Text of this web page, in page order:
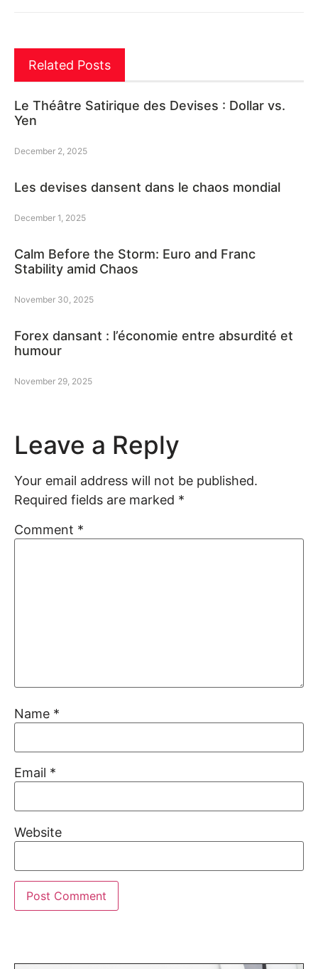
Related Posts
Le Théâtre Satirique des Devises : Dollar vs.
Yen
December 2, 2025
Les devises dansent dans le chaos mondial
December 1, 2025
Calm Before the Storm: Euro and Franc
Stability amid Chaos
November 30, 2025
Forex dansant : l’économie entre absurdité et
humour
November 29, 2025
Leave a Reply
Your email address will not be published.
Required fields are marked *
Comment *
Name *
Email *
Website